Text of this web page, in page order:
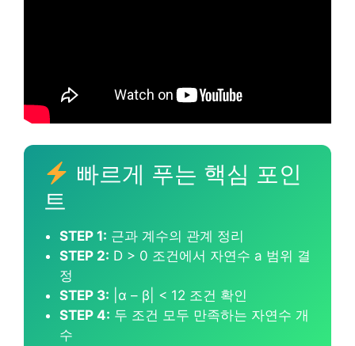
빠르게 푸는 핵심 포인
트
STEP 1: 근과 계수의 관계 정리
STEP 2: D > 0 조건에서 자연수 a 범위 결
정
STEP 3: |α – β| < 12 조건 확인
STEP 4: 두 조건 모두 만족하는 자연수 개
수